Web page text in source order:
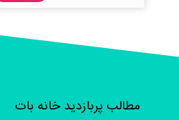
مطالب پربازدید خانه بات